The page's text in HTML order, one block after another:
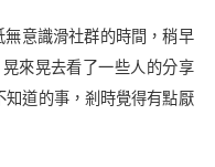
意識滑社群的時間，稍早
來晃去看了一些人的分享
道的事，剎時覺得有點厭